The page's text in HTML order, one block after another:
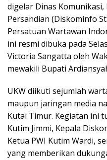
digelar Dinas
Persandian (Diskominfo
Persatuan Wartawan
ini resmi dibuka pada
Victoria Sangatta oleh
mewakili Bupati
UKW diikuti sejumlah
maupun jaringan media
Kutai Timur. Kegiatan ini
Kutim Jimmi, Kepala
Ketua PWI Kutim Wardi,
yang memberikan